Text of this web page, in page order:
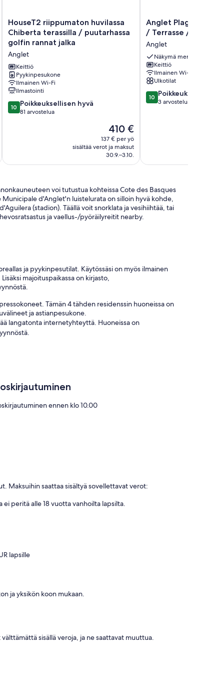
HouseT2
riippumaton
huvilassa
Chiberta
terassilla
/
puutarhassa
golfin
rannat
jalka
Anglet
HouseT2 riippumaton huvilassa
Chiberta terassilla / puutarhassa
golfin rannat jalka
Anglet
Keittiö
Pyykinpesukone
Ilmainen Wi-Fi
Ilmastointi
10.0
kautta
10 Poikkeuksellisen hyvä
81 arvostelua
Hinta
on
410 €
410 €
137 € per yö
sisältää verot ja maksut
30.9.–3.10.
Anglet
Plage
/
Chambre
d'amour
/
Terrasse
/parking
Anglet
Anglet Plage /
/ Terrasse /parking
Anglet
Näkymä merelle
Keittiö
Ilmainen Wi-Fi
Ulkotilat
10.0
kautta
10 Poikkeuksellisen
3 arvostelua
voi tutustua kohteissa Cote des Basques
Municipale d'Anglet'n luistelurata on silloin hyvä kohde,
(stadion). Täällä voit snorklata ja vesihiihtää, tai
ja vaellus-/pyöräilyreitit nearby.
ja pyykinpesutilat. Käytössäsi on myös ilmainen
majoituspaikassa on kirjasto,
Tämän 4 tähden residenssin huoneissa on
ja astianpesukone.
langatonta internetyhteyttä. Huoneissa on
ennen klo 10.00
Maksuihin saattaa sisältyä sovellettavat verot:
peritä alle 18 vuotta vanhoilta lapsilta.
lapsille
ja yksikön koon mukaan.
sisällä veroja, ja ne saattavat muuttua.